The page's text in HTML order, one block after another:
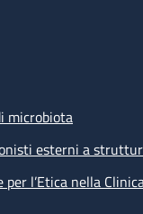
microbiota
esterni a
l’Etica nella